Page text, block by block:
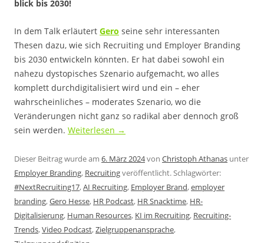
blick bis 2030!
In dem Talk erläutert Gero seine sehr interessanten
Thesen dazu, wie sich Recruiting und Employer Branding
bis 2030 entwickeln könnten. Er hat dabei sowohl ein
nahezu dystopisches Szenario aufgemacht, wo alles
komplett durchdigitalisiert wird und ein – eher
wahrscheinliches – moderates Szenario, wo die
Veränderungen nicht ganz so radikal aber dennoch groß
sein werden. Weiterlesen →
Dieser Beitrag wurde am 6. März 2024von Christoph Athanas unter
Employer Branding, Recruitingveröffentlicht. Schlagwörter:
#NextRecruiting17,AI Recruiting, Employer Brand,employer
branding,Gero Hesse, HR Podcast, HR Snacktime, HR-
Digitalisierung, Human Resources, KI im Recruiting, Recruiting-
Trends,Video Podcast,Zielgruppenansprache,